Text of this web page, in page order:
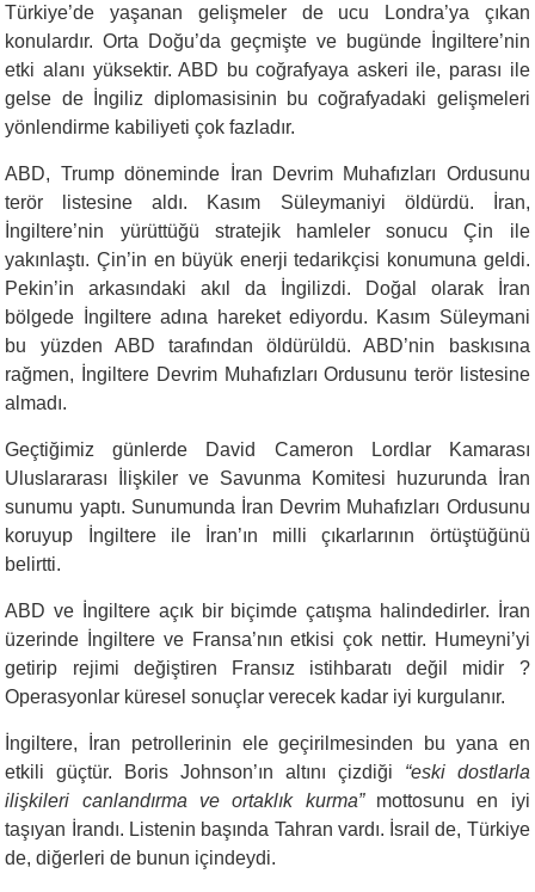
Türkiye’de yaşanan gelişmeler de ucu Londra’ya çıkan
konulardır. Orta Doğu’da geçmişte ve bugünde İngiltere’nin
etki alanı yüksektir. ABD bu coğrafyaya askeri ile, parası ile
gelse de İngiliz diplomasisinin bu coğrafyadaki gelişmeleri
yönlendirme kabiliyeti çok fazladır.
ABD, Trump döneminde İran Devrim Muhafızları Ordusunu
terör listesine aldı. Kasım Süleymaniyi öldürdü. İran,
İngiltere’nin yürüttüğü stratejik hamleler sonucu Çin ile
yakınlaştı. Çin’in en büyük enerji tedarikçisi konumuna geldi.
Pekin’in arkasındaki akıl da İngilizdi. Doğal olarak İran
bölgede İngiltere adına hareket ediyordu. Kasım Süleymani
bu yüzden ABD tarafından öldürüldü. ABD’nin baskısına
rağmen, İngiltere Devrim Muhafızları Ordusunu terör listesine
almadı.
Geçtiğimiz günlerde David Cameron Lordlar Kamarası
Uluslararası İlişkiler ve Savunma Komitesi huzurunda İran
sunumu yaptı. Sunumunda İran Devrim Muhafızları Ordusunu
koruyup İngiltere ile İran’ın milli çıkarlarının örtüştüğünü
belirtti.
ABD ve İngiltere açık bir biçimde çatışma halindedirler. İran
üzerinde İngiltere ve Fransa’nın etkisi çok nettir. Humeyni’yi
getirip rejimi değiştiren Fransız istihbaratı değil midir ?
Operasyonlar küresel sonuçlar verecek kadar iyi kurgulanır.
İngiltere, İran petrollerinin ele geçirilmesinden bu yana en
etkili güçtür. Boris Johnson’ın altını çizdiği “eski dostlarla
ilişkileri canlandırma ve ortaklık kurma” mottosunu en iyi
taşıyan İrandı. Listenin başında Tahran vardı. İsrail de, Türkiye
de, diğerleri de bunun içindeydi.